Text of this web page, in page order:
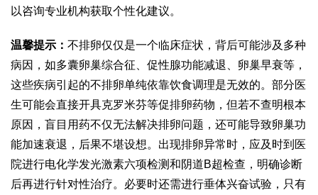
以咨询专业机构获取个性化建议。
温馨提示： 不排卵仅仅是一个临床症状，背后可能涉及多种
病因，如多囊卵巢综合征、促性腺功能减退、卵巢早衰等，
这些疾病引起的不排卵单纯依靠饮食调理是无效的。部分医
生可能会直接开具克罗米芬等促排卵药物，但若不查明根本
原因，盲目用药不仅无法解决排卵问题，还可能导致卵巢功
能加速衰退，后果不堪设想。出现排卵异常时，应及时到医
院进行电化学发光激素六项检测和阴道B超检查，明确诊断
后再进行针对性治疗。必要时还需进行垂体兴奋试验，只有